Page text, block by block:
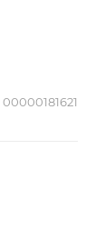
00000181621